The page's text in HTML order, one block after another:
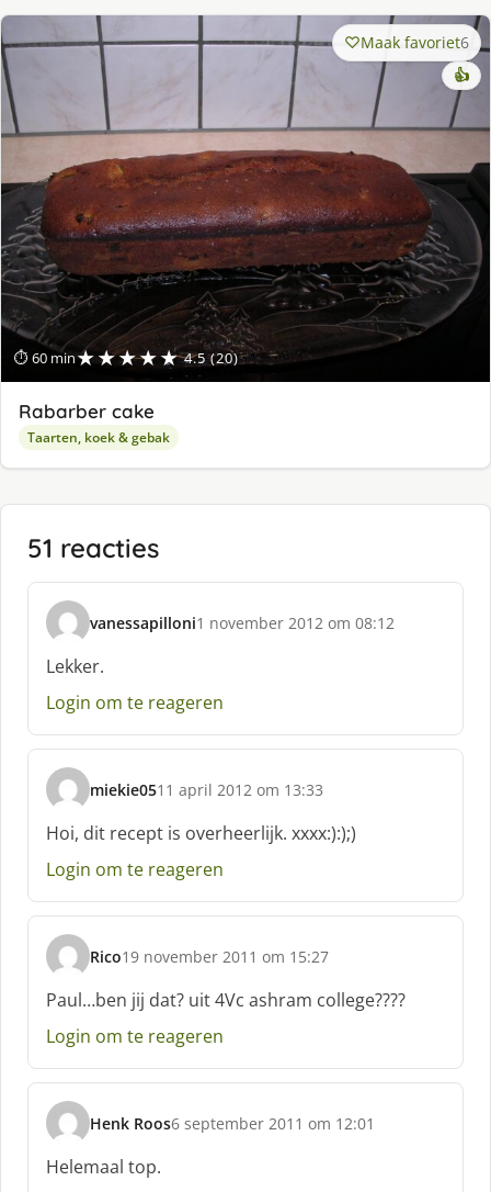
⏱ 60 min★★★★★ 4.5 (20)
Maak favoriet6
👍
Rabarber cake
Taarten, koek & gebak
51 reacties
vanessapilloni
s
c
h
r
e
f
:
1 november 2012 om 08:12
Lekker.
Login om te reageren
miekie05
s
c
h
r
e
f
:
11 april 2012 om 13:33
Hoi, dit recept is overheerlijk. xxxx:):);)
Login om te reageren
Rico
s
c
h
r
e
f
:
19 november 2011 om 15:27
Paul…ben jij dat? uit 4Vc ashram college????
Login om te reageren
Henk Roos
s
c
h
6 september 2011 om 12:01
Helemaal top.